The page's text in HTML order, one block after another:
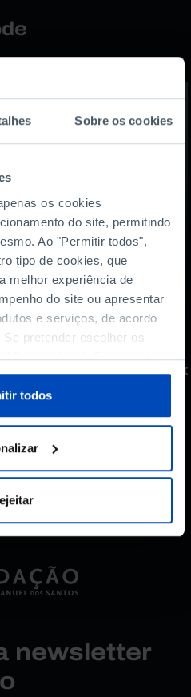
Sobre os cookies
os cookies
do site, permitindo
Ao "Permitir todos",
tipo de cookies, que
melhor experiência de
do site ou apresentar
e serviços, de acordo
pretender escolher os
"Personalizar". Saiba mais
de preferências ou da
. todos
mais violentos?
newsletter